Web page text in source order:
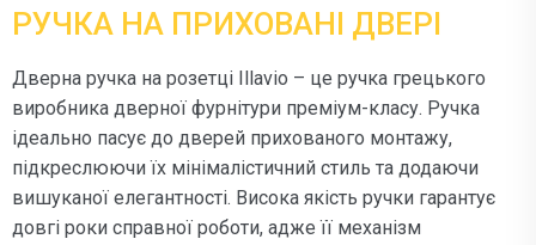
РУЧКА НА ПРИХОВАНІ ДВЕРІ
Дверна ручка на розетці Illavio – це ручка грецького
виробника дверної фурнітури преміум-класу. Ручка
ідеально пасує до дверей прихованого монтажу,
підкреслюючи їх мінімалістичний стиль та додаючи
вишуканої елегантності. Висока якість ручки гарантує
довгі роки справної роботи, адже її механізм